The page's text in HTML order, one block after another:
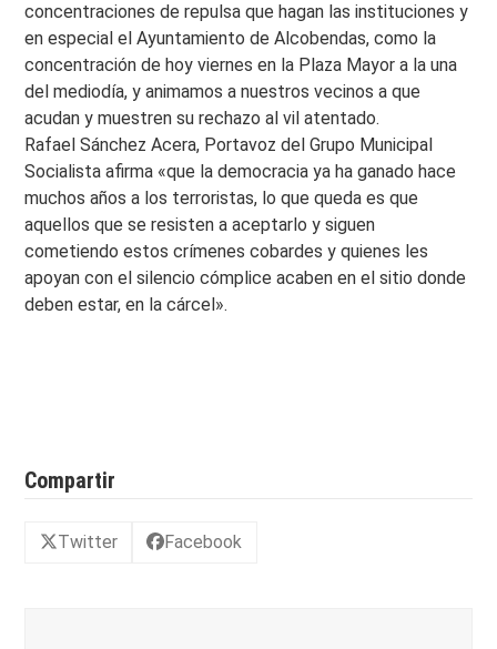
concentraciones de repulsa que hagan las instituciones y
en especial el Ayuntamiento de Alcobendas, como la
concentración de hoy viernes en la Plaza Mayor a la una
del mediodía, y animamos a nuestros vecinos a que
acudan y muestren su rechazo al vil atentado.
Rafael Sánchez Acera, Portavoz del Grupo Municipal
Socialista afirma «que la democracia ya ha ganado hace
muchos años a los terroristas, lo que queda es que
aquellos que se resisten a aceptarlo y siguen
cometiendo estos crímenes cobardes y quienes les
apoyan con el silencio cómplice acaben en el sitio donde
deben estar, en la cárcel».
Compartir
Twitter Facebook